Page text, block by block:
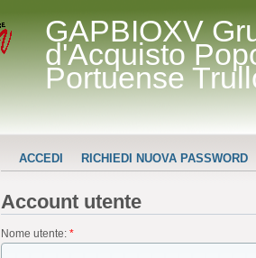
GAPBIOXV
d'Acquisto
Portuense
ACCEDI RICHIEDI NUOVA PASSWORD
Account utente
Nome utente: *